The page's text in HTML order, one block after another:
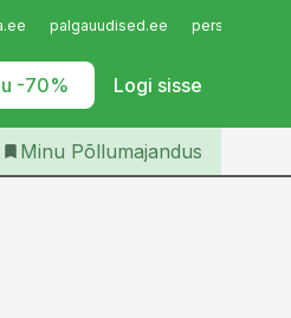
palgauudised.ee
-70% Logi sisse
Iseteenindus
Põllumajandus
Minu Põllumajandus